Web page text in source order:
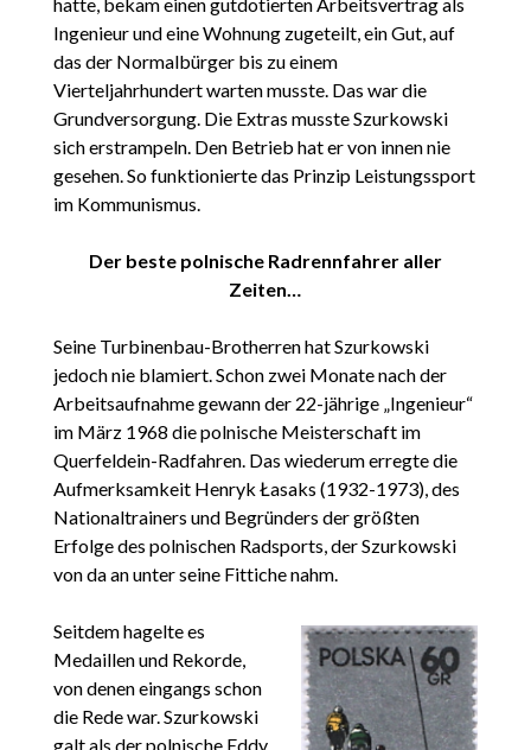
Ingenieur und eine Wohnung zugeteilt, ein Gut, auf
das der Normalbürger bis zu einem
Vierteljahrhundert warten musste. Das war die
Grundversorgung. Die Extras musste Szurkowski
sich erstrampeln. Den Betrieb hat er von innen nie
gesehen. So funktionierte das Prinzip Leistungssport
im Kommunismus.
Der beste polnische Radrennfahrer aller
Zeiten…
Seine Turbinenbau-Brotherren hat Szurkowski
jedoch nie blamiert. Schon zwei Monate nach der
Arbeitsaufnahme gewann der 22-jährige „Ingenieur“
im März 1968 die polnische Meisterschaft im
Querfeldein-Radfahren. Das wiederum erregte die
Aufmerksamkeit Henryk Łasaks (1932-1973), des
Nationaltrainers und Begründers der größten
Erfolge des polnischen Radsports, der Szurkowski
von da an unter seine Fittiche nahm.
Seitdem hagelte es
Medaillen und Rekorde,
von denen eingangs schon
die Rede war. Szurkowski
galt als der polnische Eddy